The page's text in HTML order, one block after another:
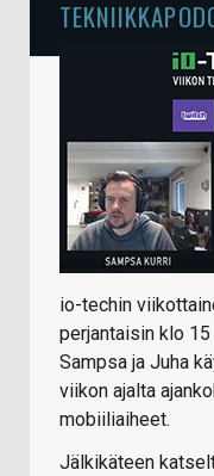
io-techin
perjantaisin klo
Sampsa ja Juha
viikon ajalta
mobiiliaiheet.
Jälkikäteen